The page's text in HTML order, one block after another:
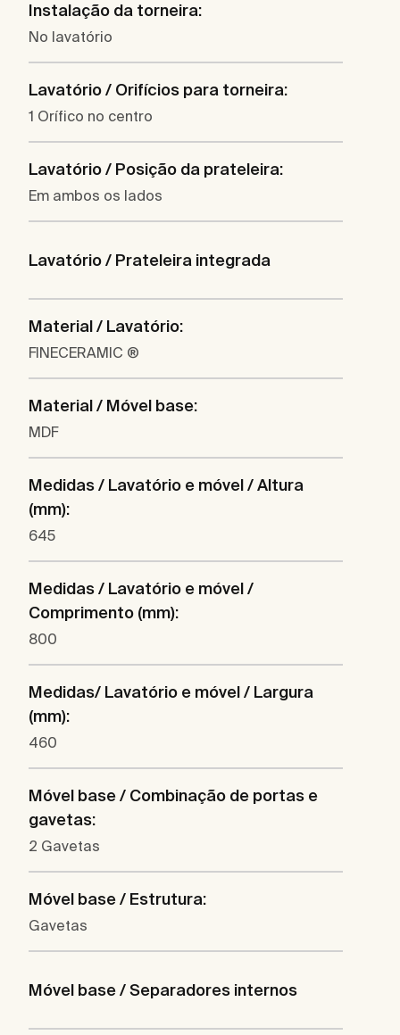
Instalação da torneira:
No lavatório
Lavatório / Orifícios para torneira:
1 Orífico no centro
Lavatório / Posição da prateleira:
Em ambos os lados
Lavatório / Prateleira integrada
Material / Lavatório:
FINECERAMIC ®
Material / Móvel base:
MDF
Medidas / Lavatório e móvel / Altura
(mm):
645
Medidas / Lavatório e móvel /
Comprimento (mm):
800
Medidas/ Lavatório e móvel / Largura
(mm):
460
Móvel base / Combinação de portas e
gavetas:
2 Gavetas
Móvel base / Estrutura:
Gavetas
Móvel base / Separadores internos